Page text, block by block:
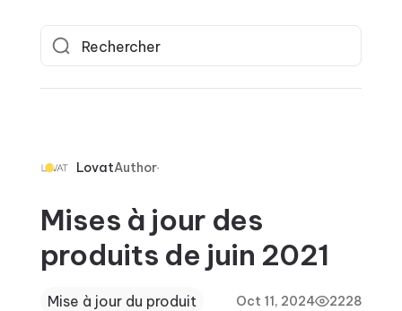
LovatAuthor
Mises à jour des
produits de juin 2021
Mise à jour du produit Oct 11, 2024 2228